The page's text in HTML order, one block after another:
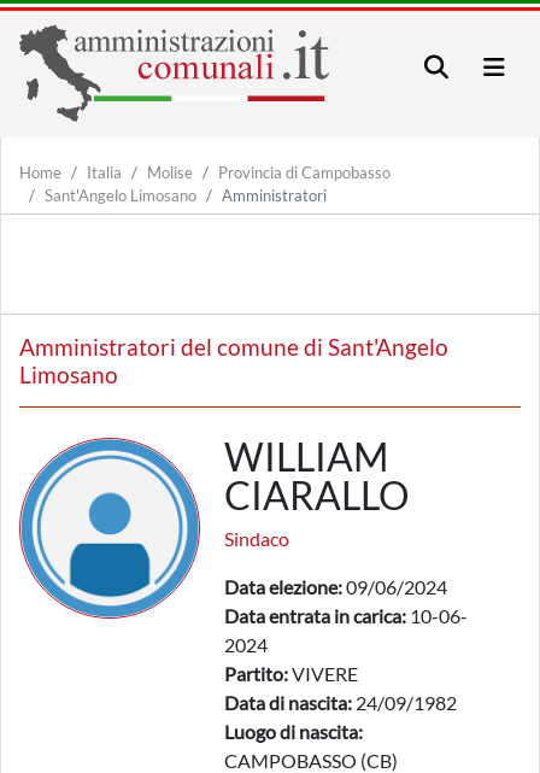
Home Italia Molise
Provincia di Campobasso
Sant'Angelo Limosano
Amministratori
Amministratori del comune di Sant'Angelo
Limosano
WILLIAM
CIARALLO
Sindaco
Data elezione:09/06/2024
Data entrata in carica: 10-06-
2024
Partito:VIVERE
Data di nascita: 24/09/1982
Luogo di nascita:
CAMPOBASSO (CB)